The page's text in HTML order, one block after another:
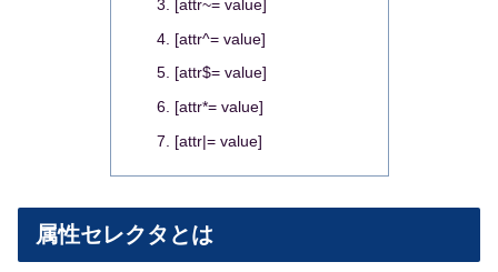
[attr~= value]
[attr^= value]
[attr$= value]
[attr*= value]
[attr|= value]
属性セレクタとは